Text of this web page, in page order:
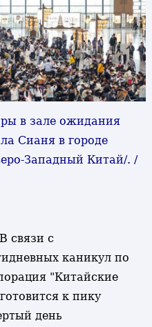
в зале ожидания
Сианя в городе
Западный Китай/. /
связи с
каникул по
"Китайские
к пику
день